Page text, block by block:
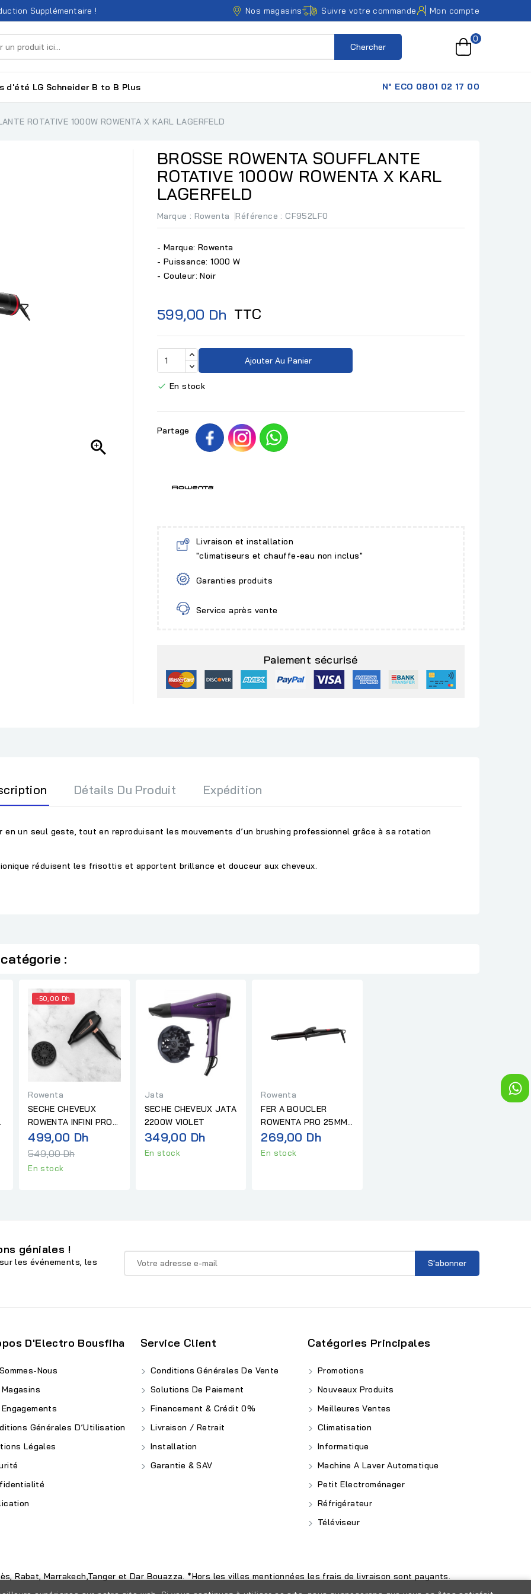
Supplémentaire ! Nos magasins Suivre votre commande Mon compte
Chercher
0
d'été LG Schneider B to B Plus N° ECO 0801 02 17 00
ROTATIVE 1000W ROWENTA X KARL LAGERFELD

BROSSE ROWENTA SOUFFLANTE
ROTATIVE 1000W ROWENTA X KARL
LAGERFELD
Marque : Rowenta Référence : CF952LF0
- Marque: Rowenta
- Puissance: 1000 W
- Couleur: Noir
599,00 Dh TTC
Ajouter Au Panier
 En stock
Partage
Livraison et installation
"climatiseurs et chauffe-eau non inclus"
Garanties produits
Service après vente
Paiement sécurisé
Détails Du Produit Expédition
en un seul geste, tout en reproduisant les mouvements d’un brushing professionnel grâce à sa rotation
réduisent les frisottis et apportent brillance et douceur aux cheveux.
:
-50,00 Dh
Rowenta
SECHE CHEVEUX
ROWENTA INFINI PRO
2200W CV8830F0
499,00 DhPrix
549,00 Dh
En stock
Jata
SECHE CHEVEUX JATA
2200W VIOLET
349,00 Dh
En stock
Rowenta
FER A BOUCLER
ROWENTA PRO 25MM
XKARL LAGERFELD
269,00 Dh
En stock
géniales !
les événements, les
D'Electro Bousfiha
Nous
Générales D’Utilisation
Légales
Service Client
Conditions Générales De Vente
Solutions De Paiement
Financement & Crédit 0%
Livraison / Retrait
Installation
Garantie & SAV
Catégories Principales
Promotions
Nouveaux Produits
Meilleures Ventes
Climatisation
Informatique
Machine A Laver Automatique
Petit Electroménager
Réfrigérateur
Téléviseur
Rabat, Marrakech,Tanger et Dar Bouazza. *Hors les villes mentionnées les frais de livraison sont payants.